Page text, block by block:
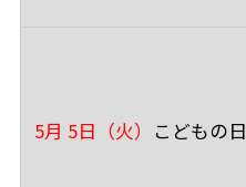
5月 5日（火） こどもの日